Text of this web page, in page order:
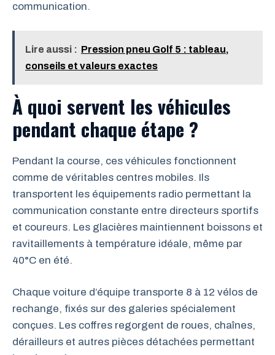
communication.
Lire aussi : Pression pneu Golf 5 : tableau,
conseils et valeurs exactes
À quoi servent les véhicules
pendant chaque étape ?
Pendant la course, ces véhicules fonctionnent
comme de véritables centres mobiles. Ils
transportent les équipements radio permettant la
communication constante entre directeurs sportifs
et coureurs. Les glacières maintiennent boissons et
ravitaillements à température idéale, même par
40°C en été.
Chaque voiture d’équipe transporte 8 à 12 vélos de
rechange, fixés sur des galeries spécialement
conçues. Les coffres regorgent de roues, chaînes,
dérailleurs et autres pièces détachées permettant